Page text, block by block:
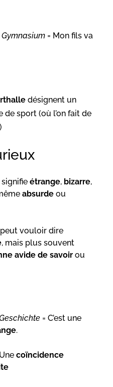
= Mon fils va
désignent un
de sport (où l’on fait de
signifie étrange, bizarre,
absurde ou
vouloir dire
, mais plus souvent
avide de savoir ou
= C’est une
.
coïncidence